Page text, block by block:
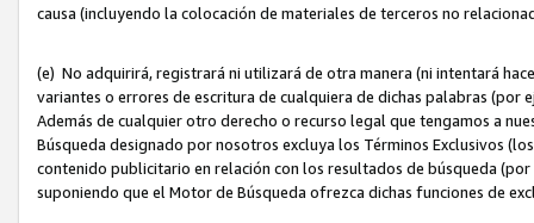
causa (incluyendo la colocación de materiales de terceros no
(e) No adquirirá, registrará ni utilizará de otra manera (ni intentará
variantes o errores de escritura de cualquiera de dichas palabras (por
Además de cualquier otro derecho o recurso legal que tengamos a
Búsqueda designado por nosotros excluya los Términos Exclusivos
contenido publicitario en relación con los resultados de búsqueda
suponiendo que el Motor de Búsqueda ofrezca dichas funciones de